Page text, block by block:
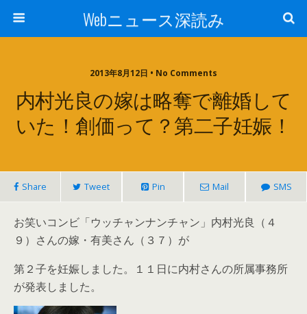
Webニュース深読み
2013年8月12日 • No Comments
内村光良の嫁は略奪で離婚して
いた！創価って？第二子妊娠！
Share Tweet Pin Mail SMS
お笑いコンビ「ウッチャンナンチャン」内村光良（４
９）さんの嫁・有美さん（３７）が
第２子を妊娠しました。１１日に内村さんの所属事務所
が発表しました。